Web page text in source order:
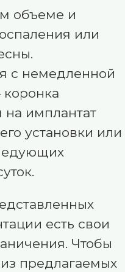
объеме и
или
с немедленной
на имплантат
установки или
есть свои
Чтобы
предлагаемых